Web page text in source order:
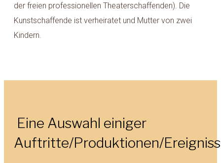
der freien professionellen Theaterschaffenden). Die
Kunstschaffende ist verheiratet und Mutter von zwei
Kindern.
Eine Auswahl einiger
Auftritte/Produktionen/